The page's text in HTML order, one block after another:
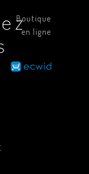
Boutique
en ligne